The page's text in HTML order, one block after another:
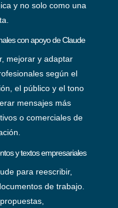
y no solo como una
con apoyo de Claude
mejorar y adaptar
según el
el público y el tono
mensajes más
o comerciales de
y textos empresariales
para reescribir,
de trabajo.